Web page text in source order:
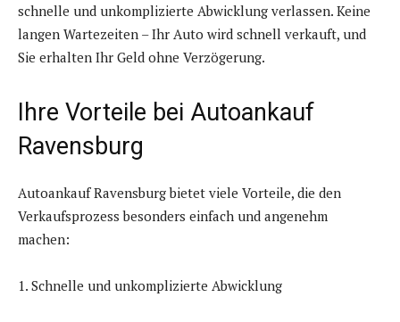
schnelle und unkomplizierte Abwicklung verlassen. Keine
langen Wartezeiten – Ihr Auto wird schnell verkauft, und
Sie erhalten Ihr Geld ohne Verzögerung.
Ihre Vorteile bei Autoankauf
Ravensburg
Autoankauf Ravensburg bietet viele Vorteile, die den
Verkaufsprozess besonders einfach und angenehm
machen:
1. Schnelle und unkomplizierte Abwicklung